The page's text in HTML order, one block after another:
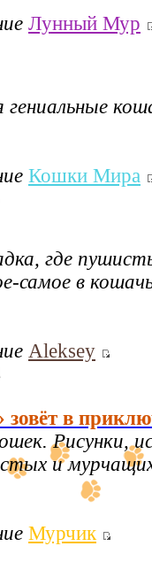
Лунный Мур
Кошки Мира
где
самое в
Aleksey
зовёт в
Рисунки,
и
Мурчик